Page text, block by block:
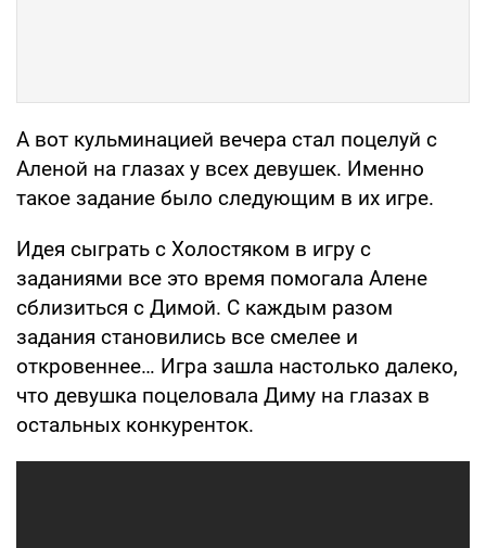
А вот кульминацией вечера стал поцелуй с
Аленой на глазах у всех девушек. Именно
такое задание было следующим в их игре.
Идея сыграть с Холостяком в игру с
заданиями все это время помогала Алене
сблизиться с Димой. С каждым разом
задания становились все смелее и
откровеннее… Игра зашла настолько далеко,
что девушка поцеловала Диму на глазах в
остальных конкуренток.